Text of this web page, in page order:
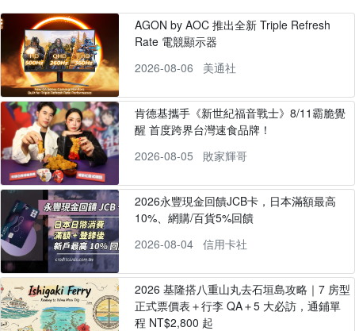
AGON by AOC 推出全新 Triple Refresh
Rate 電競顯示器
2026-08-06
美通社
肯德基攜手《新世紀福音戰士》8/11霸脆覺
醒 首度跨界台灣速食品牌！
2026-08-05
敗家輝哥
2026永豐現金回饋JCB卡，日本滿額最高
10%、網購/百貨5%回饋
2026-08-04
信用卡社
2026 基隆搭八重山丸去石垣島攻略｜7 房型
正式票價表＋行李 QA＋5 大必訪，通鋪單
程 NT$2,800 起